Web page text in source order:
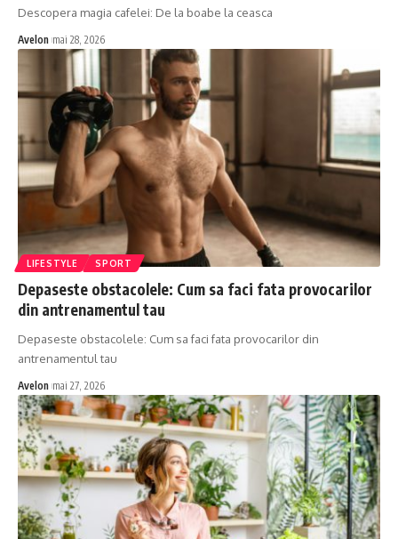
Descopera magia cafelei: De la boabe la ceasca
Avelon mai 28, 2026
LIFESTYLE SPORT
Depaseste obstacolele: Cum sa faci fata provocarilor
din antrenamentul tau
Depaseste obstacolele: Cum sa faci fata provocarilor din
antrenamentul tau
Avelon mai 27, 2026